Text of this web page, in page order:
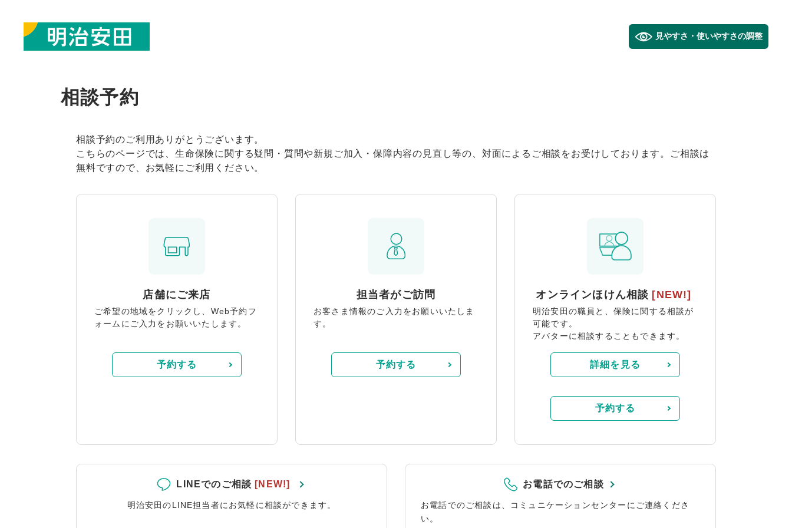
見やすさ・使いやすさの調整
相談予約
相談予約のご利用ありがとうございます。
こちらのページでは、生命保険に関する疑問・質問や新規ご加入・保障内容の見直し等の、対面によるご相談をお受けしております。ご相談は
無料ですので、お気軽にご利用ください。
店舗にご来店
ご希望の地域をクリックし、Web予約フ
ォームにご入力をお願いいたします。
予約する
担当者がご訪問
お客さま情報のご入力をお願いいたしま
す。
予約する
オンラインほけん相談 [NEW!]
明治安田の職員と、保険に関する相談が
可能です。
アバターに相談することもできます。
詳細を見る
予約する
LINEでのご相談 [NEW!]
明治安田のLINE担当者にお気軽に相談ができます。
お電話でのご相談
お電話でのご相談は、コミュニケーションセンターにご連絡くださ
い。